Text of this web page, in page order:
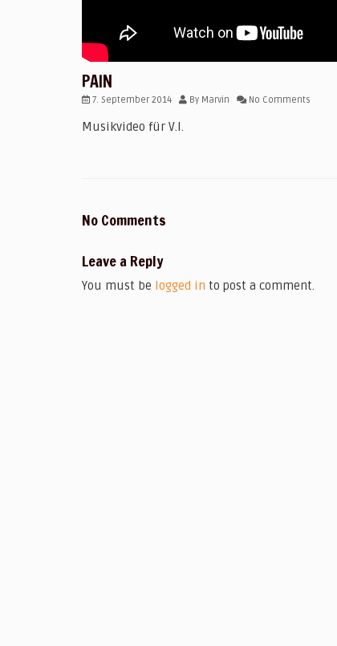
PAIN
7. September 2014 By Marvin No Comments
Musikvideo für V.I.
No Comments
Leave a Reply
You must be logged in to post a comment.